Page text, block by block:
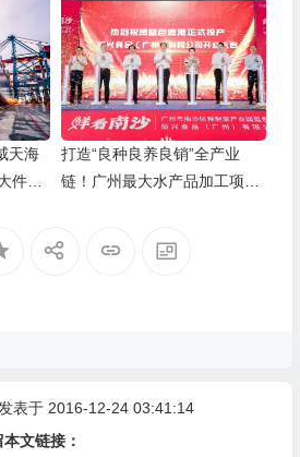
天海
件出
打造“良种良养良销”全产业
链！广州最大水产品加工项目
表于 2016-12-24 03:41:14
文链接：